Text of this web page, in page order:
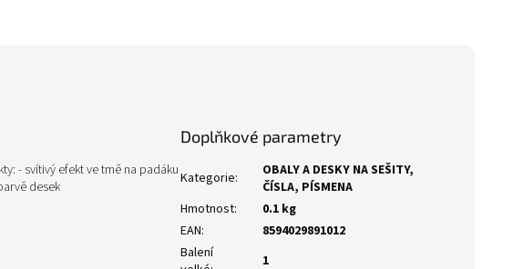
- svítivý efekt ve tmě na padáku
desek
Doplňkové parametry
Kategorie:
OBALY A DESKY NA SEŠITY,
ČÍSLA, PÍSMENA
Hmotnost:
0.1 kg
EAN:
8594029891012
Balení
1